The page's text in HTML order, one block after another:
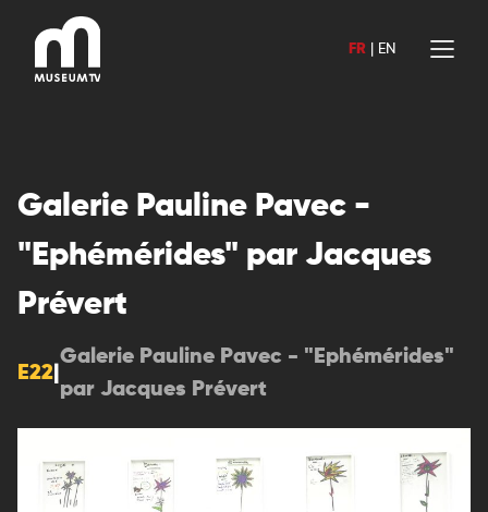
contenu
FR EN
Galerie Pauline Pavec -
"Ephémérides" par Jacques
Prévert
E22
Galerie Pauline Pavec - "Ephémérides"
par Jacques Prévert